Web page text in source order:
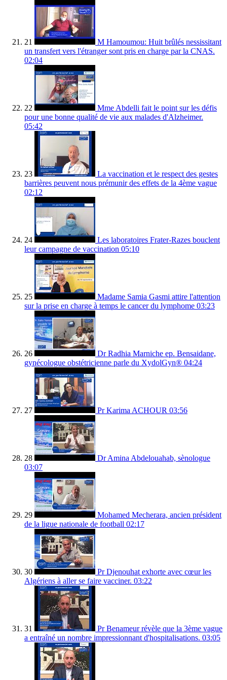
21
M Hamoumou: Huit brûlés nessissitant
un transfert vers l'étranger sont pris en charge par la CNAS.
02:04
22
Mme Abdelli fait le point sur les défis
pour une bonne qualité de vie aux malades d'Alzheimer.
05:42
23
La vaccination et le respect des gestes
barrières peuvent nous prémunir des effets de la 4ème vague
02:12
24
Les laboratoires Frater-Razes bouclent
leur campagne de vaccination 05:10
25
Madame Samia Gasmi attire l'attention
sur la prise en charge à temps le cancer du lymphome 03:23
26
Dr Radhia Marniche ep. Bensaidane,
gynécologue obstétricienne parle du XydolGyn® 04:24
27 Pr Karima ACHOUR 03:56
28
Dr Amina Abdelouahab, sènologue
03:07
29
Mohamed Mecherara, ancien président
de la ligue nationale de football 02:17
30
Pr Djenouhat exhorte avec cœur les
Algériens à aller se faire vacciner. 03:22
31
Pr Benameur révèle que la 3ème vague
a entraîné un nombre impressionnant d'hospitalisations. 03:05